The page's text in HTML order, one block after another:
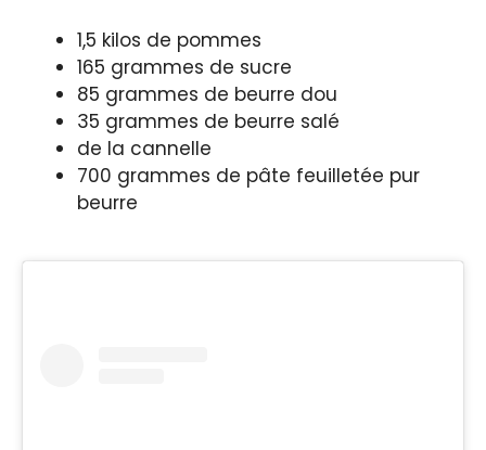
1,5 kilos de pommes
165 grammes de sucre
85 grammes de beurre dou
35 grammes de beurre salé
de la cannelle
700 grammes de pâte feuilletée pur
beurre